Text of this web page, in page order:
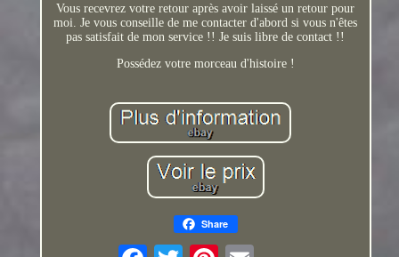
Vous recevrez votre retour après avoir laissé un retour pour
moi. Je vous conseille de me contacter d'abord si vous n'êtes
pas satisfait de mon service !! Je suis libre de contact !!
Possédez votre morceau d'histoire !
Share